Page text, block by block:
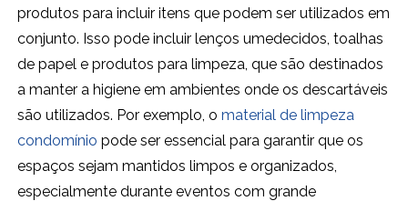
produtos para incluir itens que podem ser utilizados em
conjunto. Isso pode incluir lenços umedecidos, toalhas
de papel e produtos para limpeza, que são destinados
a manter a higiene em ambientes onde os descartáveis
são utilizados. Por exemplo, omaterial de limpeza
condomíniopode ser essencial para garantir que os
espaços sejam mantidos limpos e organizados,
especialmente durante eventos com grande